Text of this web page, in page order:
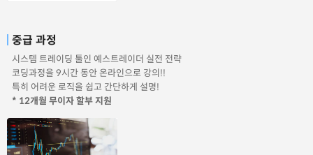
중급 과정
시스템 트레이딩 툴인 예스트레이더 실전 전략
코딩과정을 9시간 동안 온라인으로 강의!!
특히 어려운 로직을 쉽고 간단하게 설명!
* 12개월 무이자 할부 지원